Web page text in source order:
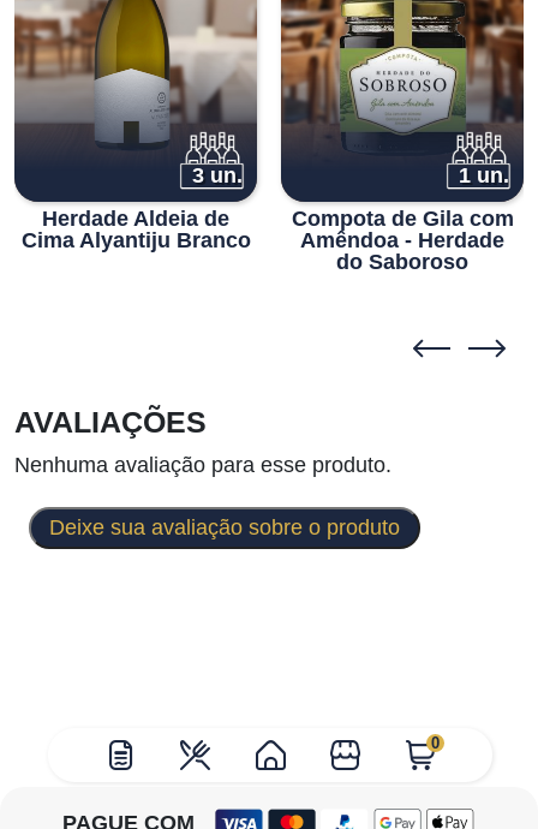
0
3 un.
Herdade Aldeia de
Cima Alyantiju Branco
1 un.
Compota de Gila com
Amêndoa - Herdade
do Saboroso
AVALIAÇÕES
Nenhuma avaliação para esse produto.
Deixe sua avaliação sobre o produto
PAGUE COM